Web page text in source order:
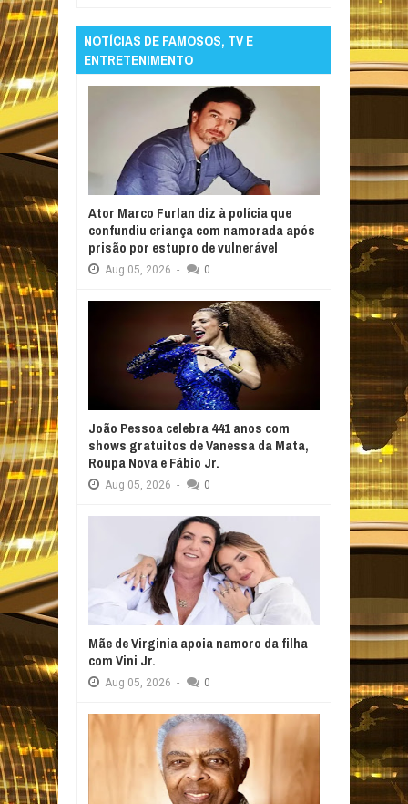
NOTÍCIAS DE FAMOSOS, TV E
ENTRETENIMENTO
Ator Marco Furlan diz à polícia que
confundiu criança com namorada após
prisão por estupro de vulnerável
Aug 05, 2026 - 0
João Pessoa celebra 441 anos com
shows gratuitos de Vanessa da Mata,
Roupa Nova e Fábio Jr.
Aug 05, 2026 - 0
Mãe de Virginia apoia namoro da filha
com Vini Jr.
Aug 05, 2026 - 0